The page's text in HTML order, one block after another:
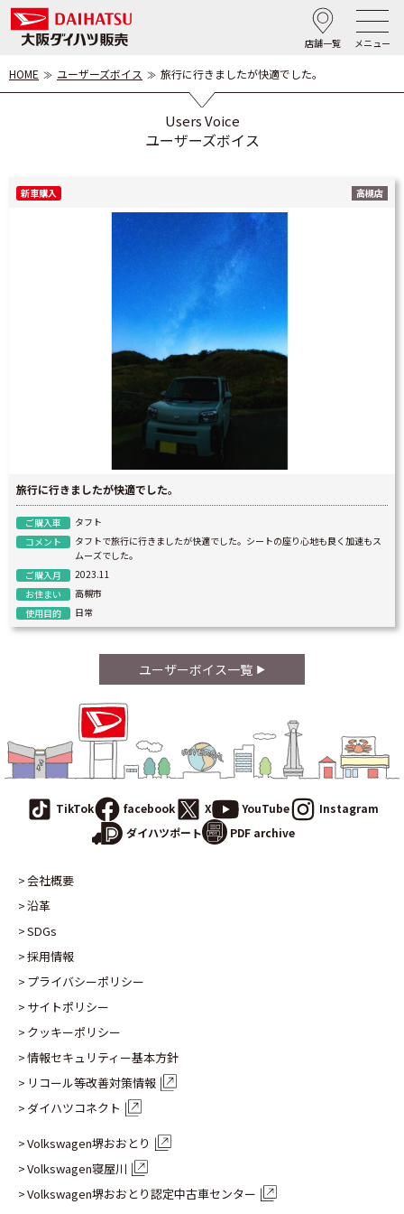
店舗一覧 メニュー
HOME ユーザーズボイス 旅行に行きましたが快適でした。
Users Voice
ユーザーズボイス
新車購入 高槻店
旅行に行きましたが快適でした。
ご購入車
タフト
コメント
タフトで旅行に行きましたが快適でした。シートの座り心地も良く加速もス
ムーズでした。
ご購入月
2023.11
お住まい
高槻市
使用目的
日常
ユーザーボイス一覧
TikTok facebook X YouTube
Instagram
ダイハツポート
PDF archive
会社概要
沿革
SDGs
採用情報
プライバシーポリシー
サイトポリシー
クッキーポリシー
情報セキュリティー基本方針
リコール等改善対策情報
ダイハツコネクト
Volkswagen堺おおとり
Volkswagen寝屋川
Volkswagen堺おおとり認定中古車センター